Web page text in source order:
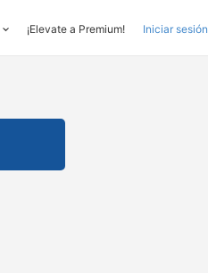
¡Elevate a Premium! Iniciar sesión